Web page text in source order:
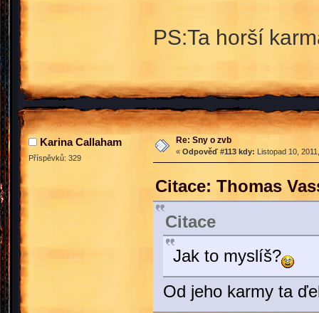
PS:Ta horší
Karina Callaham
Příspěvků: 329
Re: Sny o zvb
« Odpověď #113 kdy: Listopad 10,
Citace: Thomas
Citace
Jak to myslíš?
Od jeho karmy ta